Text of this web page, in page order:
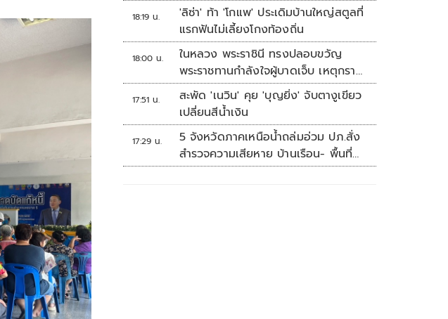
18:19 น.
'ลิซ่า' ท้า 'โกแพ' ประเดิมบ้านใหญ่สตูลที่
แรกฟันไม่เลี้ยงโกงท้องถิ่น
18:00 น.
ในหลวง พระราชินี ทรงปลอบขวัญ
พระราชทานกำลังใจผู้บาดเจ็บ เหตุกราด
ยิง รร.เทพศิรินทร์นนทบุรี
17:51 น.
สะพัด 'เนวิน' คุย 'บุญยิ่ง' จับตางูเขียว
เปลี่ยนสีน้ำเงิน
17:29 น.
5 จังหวัดภาคเหนือน้ำถล่มอ่วม ปภ.สั่ง
สำรวจความเสียหาย บ้านเรือน- พื้นที่
เกษตร